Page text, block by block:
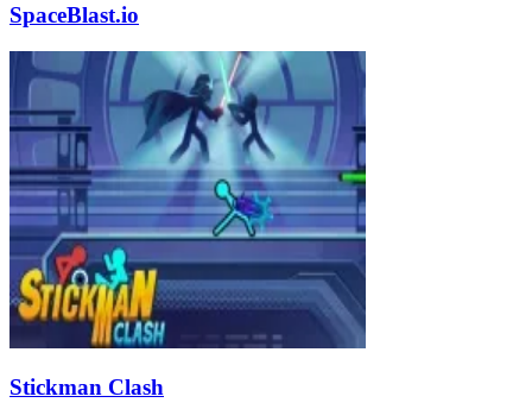
SpaceBlast.io
Stickman Clash